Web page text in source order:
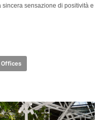
sincera sensazione di positività e
Offices